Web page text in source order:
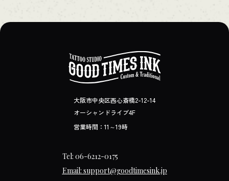
大阪市中央区西心斎橋2-12-14
オーシャンドライブ4F
営業時間：11～19時
Tel: 06-6212-0175
Email: support@goodtimesink.jp